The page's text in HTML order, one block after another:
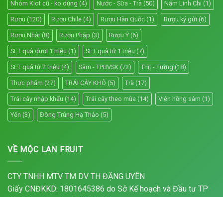
Nhóm Kiot cũ - ko dùng (4) Nước - Sữa - Trà (50) Nấm Linh Chi (1)
Rượu (120) Rượu Chile (4) Rượu Hàn Quốc (1) Rượu ký gửi (6)
Rượu Nhật (8) Rượu Pháp (3) Rượu Ý (6)
SET quà dưới 1 triệu (1) SET quà từ 1 triệu (7)
SET quà từ 2 triệu (4) Sâm - TPBVSK (72) Thịt - Trứng (18)
Thực phẩm (27) TRÁI CÂY KHÔ (5) Trà (17)
Trái cây nhập khẩu (14) Trái cây theo mùa (14) Viên hồng sâm (1)
Yến (3) Đông Trùng Hạ Thảo (5)
VỀ MỘC LAN FRUIT
CTY TNHH MTV TM DV TH ĐẶNG UYÊN
Giấy CNĐKKD: 1801645386 do Sở Kế hoạch và Đầu tư TP